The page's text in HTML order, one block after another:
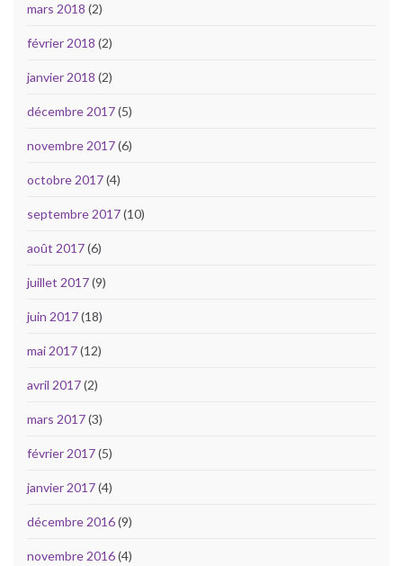
mars 2018 (2)
février 2018 (2)
janvier 2018 (2)
décembre 2017(5)
novembre 2017(6)
octobre 2017(4)
septembre 2017(10)
août 2017(6)
juillet 2017(9)
juin 2017(18)
mai 2017(12)
avril 2017(2)
mars 2017(3)
février 2017(5)
janvier 2017(4)
décembre 2016(9)
novembre 2016(4)